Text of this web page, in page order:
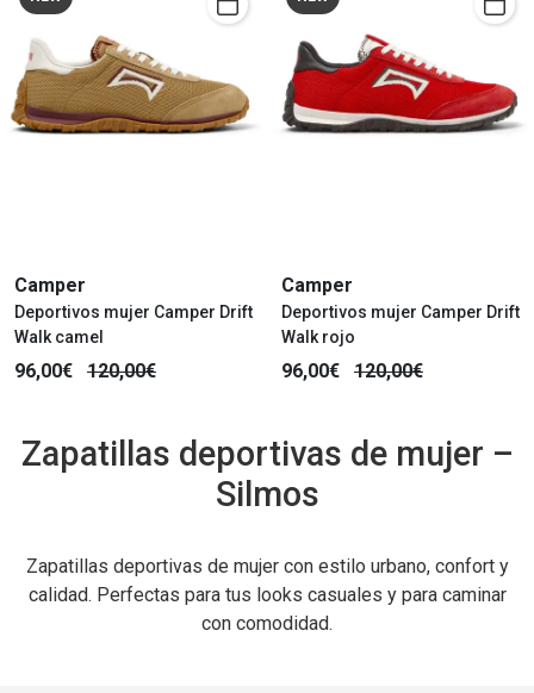
Camper
Deportivos mujer Camper Drift
Walk camel
96,00€ 120,00€
Camper
Deportivos mujer Camper Drift
Walk rojo
96,00€ 120,00€
Zapatillas deportivas de mujer –
Silmos
Zapatillas deportivas de mujer con estilo urbano, confort y
calidad. Perfectas para tus looks casuales y para caminar
con comodidad.